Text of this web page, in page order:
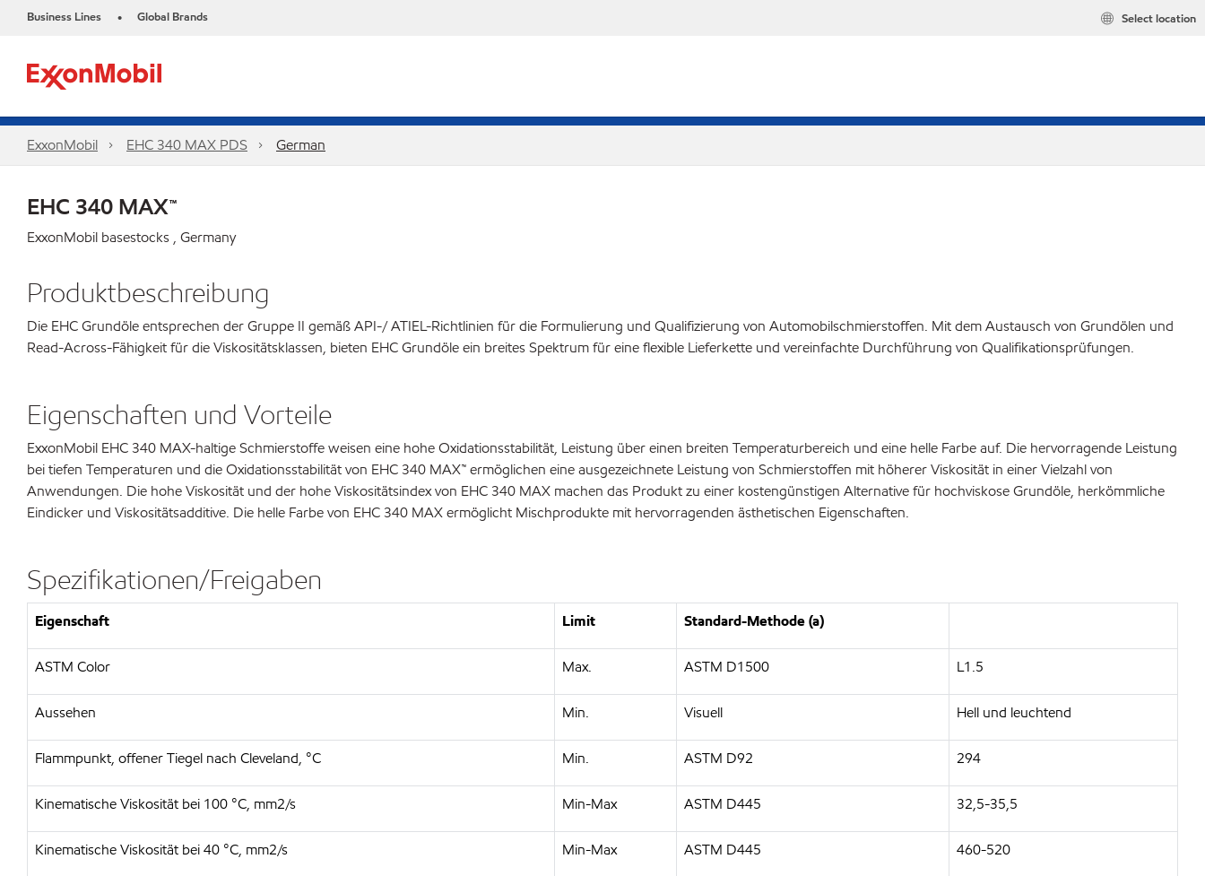
Business Lines • Global Brands Select location
ExxonMobil EHC 340 MAX PDS German
EHC 340 MAX™
ExxonMobil basestocks , Germany
Produktbeschreibung
Die EHC Grundöle entsprechen der Gruppe II gemäß API-/ ATIEL-Richtlinien für die Formulierung und Qualifizierung von Automobilschmierstoffen. Mit dem Austausch von Grundölen und
Read-Across-Fähigkeit für die Viskositätsklassen, bieten EHC Grundöle ein breites Spektrum für eine flexible Lieferkette und vereinfachte Durchführung von Qualifikationsprüfungen.
Eigenschaften und Vorteile
ExxonMobil EHC 340 MAX-haltige Schmierstoffe weisen eine hohe Oxidationsstabilität, Leistung über einen breiten Temperaturbereich und eine helle Farbe auf. Die hervorragende Leistung
bei tiefen Temperaturen und die Oxidationsstabilität von EHC 340 MAX™ ermöglichen eine ausgezeichnete Leistung von Schmierstoffen mit höherer Viskosität in einer Vielzahl von
Anwendungen. Die hohe Viskosität und der hohe Viskositätsindex von EHC 340 MAX machen das Produkt zu einer kostengünstigen Alternative für hochviskose Grundöle, herkömmliche
Eindicker und Viskositätsadditive. Die helle Farbe von EHC 340 MAX ermöglicht Mischprodukte mit hervorragenden ästhetischen Eigenschaften.
Spezifikationen/Freigaben
Eigenschaft Limit Standard-Methode (a)
ASTM Color Max. ASTM D1500 L1.5
Aussehen Min. Visuell Hell und leuchtend
Flammpunkt, offener Tiegel nach Cleveland, °C Min. ASTM D92 294
Kinematische Viskosität bei 100 °C, mm2/s Min-Max ASTM D445 32,5-35,5
Kinematische Viskosität bei 40 °C, mm2/s Min-Max ASTM D445 460-520